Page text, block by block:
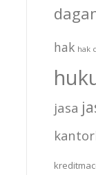
hak hak
jasa